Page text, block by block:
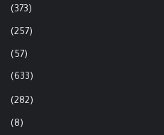
(373)
(257)
(57)
(633)
(282)
(8)